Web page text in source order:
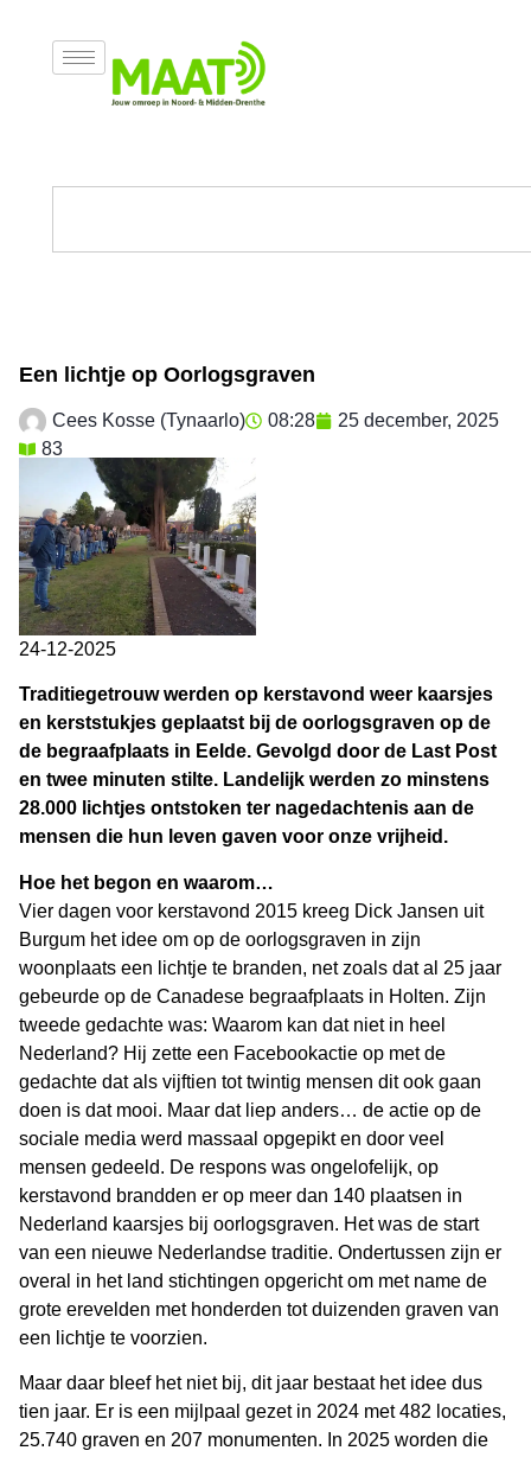
Een lichtje op Oorlogsgraven
Cees Kosse (Tynaarlo) 08:28
25 december, 2025
83
24-12-2025
Traditiegetrouw werden op kerstavond weer kaarsjes
en kerststukjes geplaatst bij de oorlogsgraven op de
de begraafplaats in Eelde. Gevolgd door de Last Post
en twee minuten stilte. Landelijk werden zo minstens
28.000 lichtjes ontstoken ter nagedachtenis aan de
mensen die hun leven gaven voor onze vrijheid.
Hoe het begon en waarom…
Vier dagen voor kerstavond 2015 kreeg Dick Jansen uit
Burgum het idee om op de oorlogsgraven in zijn
woonplaats een lichtje te branden, net zoals dat al 25 jaar
gebeurde op de Canadese begraafplaats in Holten. Zijn
tweede gedachte was: Waarom kan dat niet in heel
Nederland? Hij zette een Facebookactie op met de
gedachte dat als vijftien tot twintig mensen dit ook gaan
doen is dat mooi. Maar dat liep anders… de actie op de
sociale media werd massaal opgepikt en door veel
mensen gedeeld. De respons was ongelofelijk, op
kerstavond brandden er op meer dan 140 plaatsen in
Nederland kaarsjes bij oorlogsgraven. Het was de start
van een nieuwe Nederlandse traditie. Ondertussen zijn er
overal in het land stichtingen opgericht om met name de
grote erevelden met honderden tot duizenden graven van
een lichtje te voorzien.
Maar daar bleef het niet bij, dit jaar bestaat het idee dus
tien jaar. Er is een mijlpaal gezet in 2024 met 482 locaties,
25.740 graven en 207 monumenten. In 2025 worden die